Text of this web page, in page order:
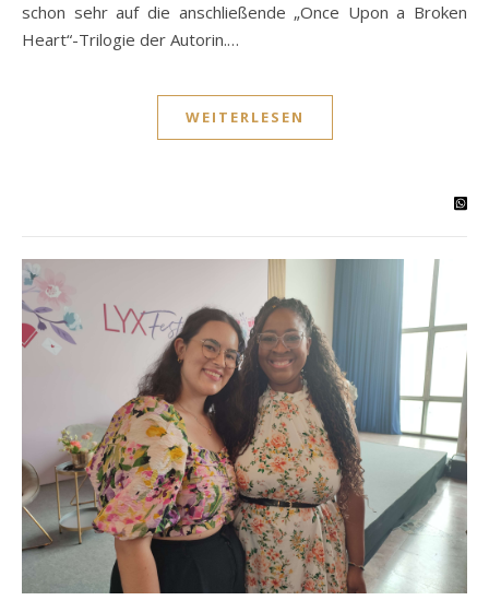
schon sehr auf die anschließende „Once Upon a Broken
Heart“-Trilogie der Autorin.…
WEITERLESEN